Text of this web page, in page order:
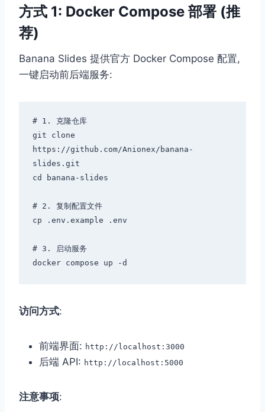
方式 1: Docker Compose 部署 (推
荐)
Banana Slides 提供官方 Docker Compose 配置,
一键启动前后端服务:
# 1. 克隆仓库
git clone
https://github.com/Anionex/banana-
slides.git
cd banana-slides
# 2. 复制配置文件
cp .env.example .env
# 3. 启动服务
访问方式:
前端界面: http://localhost:3000
后端 API: http://localhost:5000
注意事项: